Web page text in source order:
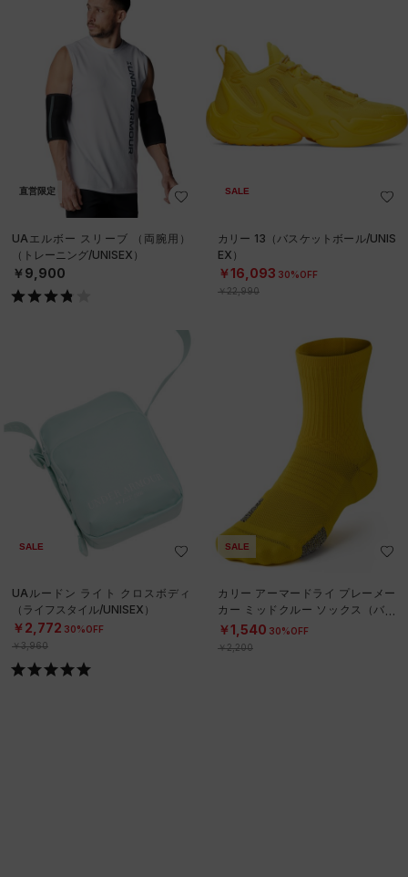
直営限定
UAエルボー スリーブ （両腕用）
（トレーニング/UNISEX）
￥9,900
SALE
カリー 13（バスケットボール/UNIS
EX）
￥16,093 30%OFF
￥22,990
SALE
UAルードン ライト クロスボディ
（ライフスタイル/UNISEX）
￥2,772 30%OFF
￥3,960
SALE
カリー アーマードライ プレーメー
カー ミッドクルー ソックス（バス
ケットボール/UNISEX）
￥1,540 30%OFF
￥2,200